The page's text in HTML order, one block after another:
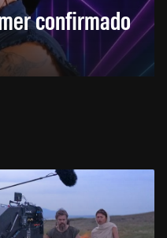
confirmado